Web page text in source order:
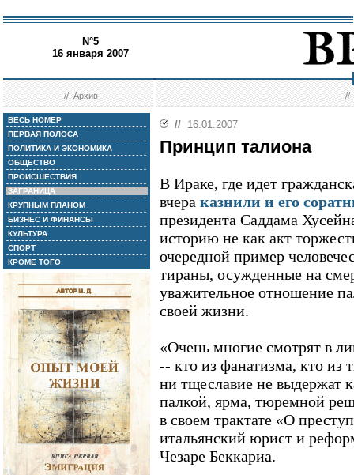
N°5
16 января 2007
//Архив //
ВЕСЬ НОМЕР
ПЕРВАЯ ПОЛОСА
ПОЛИТИКА И ЭКОНОМИКА
ОБЩЕСТВО
ПРОИСШЕСТВИЯ
ЗАГРАНИЦА
КРУПНЫМ ПЛАНОМ
БИЗНЕС И ФИНАНСЫ
КУЛЬТУРА
СПОРТ
КРОМЕ ТОГО
// 16.01.2007
Принцип талиона
В Ираке, где идет
вчера казнили и его
президента Саддама
историю не как акт
очередной пример
тираны, осужденные на
уважительное отношение
своей жизни.
«Очень многие смотрят в
-- кто из фанатизма, кто из
ни тщеславие не выдержат
палкой, ярма, тюремной
в своем трактате «О
итальянский юрист и
Чезаре Беккариа.